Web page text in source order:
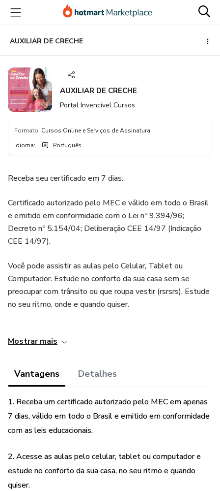
para
conteúdo
principal
para
pagamento
para
rodapé
AUXILIAR DE CRECHE
AUXILIAR DE CRECHE
Portal Invencível Cursos
Formato: Cursos Online e Serviços de Assinatura
Idioma: Português
Receba seu certificado em 7 dias.
Certificado autorizado pelo MEC e válido em todo o Brasil
e emitido em conformidade com o Lei nº 9.394/96;
Decreto nº 5.154/04; Deliberação CEE 14/97 (Indicação
CEE 14/97).
Você pode assistir as aulas pelo Celular, Tablet ou
Computador. Estude no conforto da sua casa sem se
preocupar com trânsito ou que roupa vestir (rsrsrs). Estude
no seu ritmo, onde e quando quiser.
que você nunca tenha feito um curso online. Essa é a
limitado. Nosso portal tem um número limitado de vagas.
QUALIDADE 100% GARANTIDA !
* Se em 7 dias (por qualquer motivo) você não gostar do
Curso, é só mandar um e-mail que nós devolveremos seu
dinheiro.
Mostrar mais
Vantagens Detalhes
1. Receba um certificado autorizado pelo MEC em apenas
7 dias, válido em todo o Brasil e emitido em conformidade
com as leis educacionais.
2. Acesse as aulas pelo celular, tablet ou computador e
estude no conforto da sua casa, no seu ritmo e quando
quiser.